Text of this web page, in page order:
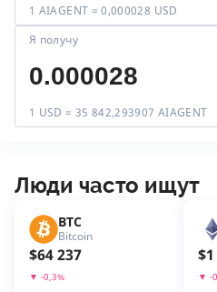
1 AIAGENT = 0,000028 USD
Я получу
1 USD = 35 842,293907 AIAGENT
Люди часто ищут
BTC
Bitcoin
$64 237
▼ -0,3%
$
▼ -